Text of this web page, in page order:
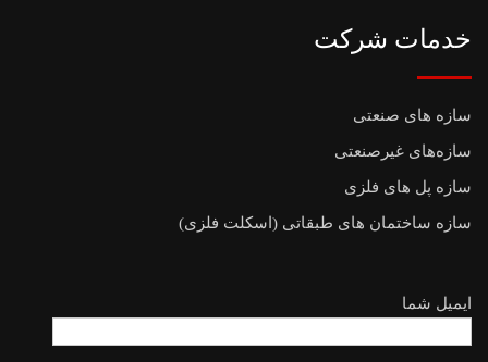
خدمات شرکت
سازه های صنعتی
سازه‌های غیرصنعتی
سازه پل های فلزی
سازه ساختمان های طبقاتی (اسکلت فلزی)
ایمیل شما